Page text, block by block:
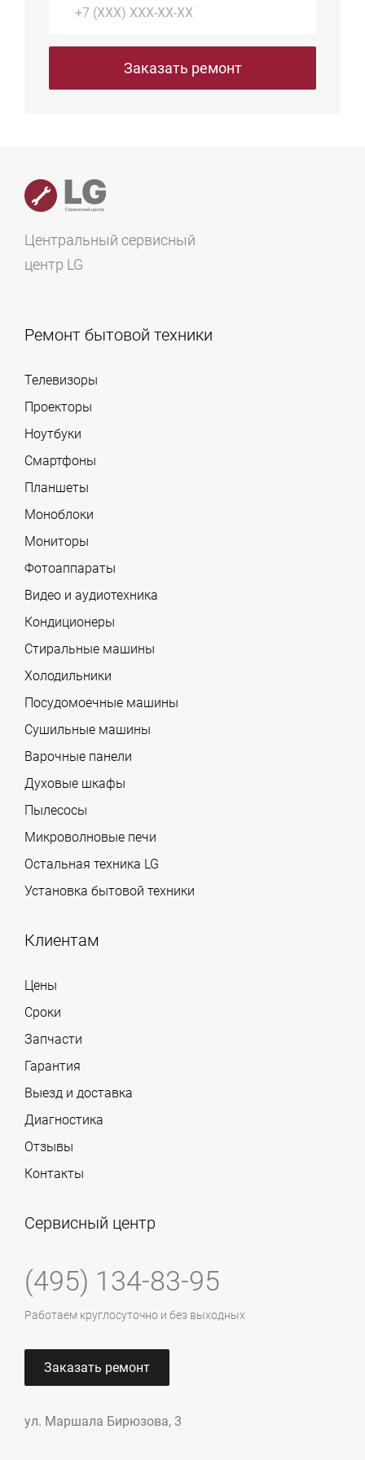
даже без принудительной вытяжной вентиляции
Заказать ремонт
Центральный сервисный
центр LG
Ремонт бытовой техники
Телевизоры
Проекторы
Ноутбуки
Смартфоны
Планшеты
Моноблоки
Мониторы
Фотоаппараты
Видео и аудиотехника
Кондиционеры
Стиральные машины
Холодильники
Посудомоечные машины
Сушильные машины
Варочные панели
Духовые шкафы
Пылесосы
Микроволновые печи
Остальная техника LG
Установка бытовой техники
Клиентам
Цены
Сроки
Запчасти
Гарантия
Выезд и доставка
Диагностика
Отзывы
Контакты
Сервисный центр
(495) 134-83-95
Работаем круглосуточно и без выходных
Заказать ремонт
ул. Маршала Бирюзова, 3